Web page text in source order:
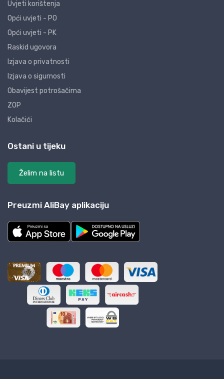
Uvjeti korištenja
Opći uvjeti - PO
Opći uvjeti - PK
Raskid ugovora
Izjava o privatnosti
Izjava o sigurnosti
Obavijest potrošačima
ZOP
Kolačići
Ostani u tijeku
Želim na listu
Preuzmi AliBay aplikaciju